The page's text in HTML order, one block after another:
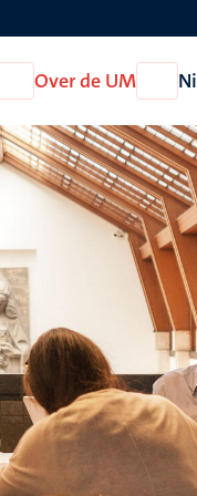
Open
Onderzoek
Over de UM
Open
Over
de
UM